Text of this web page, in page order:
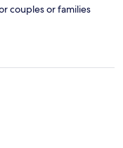
couples or families